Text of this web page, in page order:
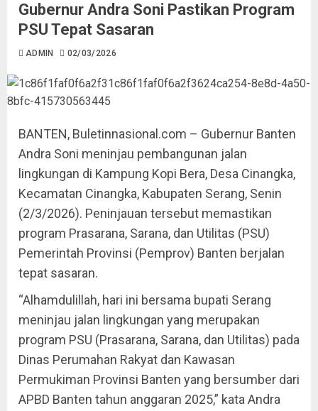
Gubernur Andra Soni Pastikan Program
PSU Tepat Sasaran
ADMIN 02/03/2026
BANTEN, Buletinnasional.com – Gubernur Banten
Andra Soni meninjau pembangunan jalan
lingkungan di Kampung Kopi Bera, Desa Cinangka,
Kecamatan Cinangka, Kabupaten Serang, Senin
(2/3/2026). Peninjauan tersebut memastikan
program Prasarana, Sarana, dan Utilitas (PSU)
Pemerintah Provinsi (Pemprov) Banten berjalan
tepat sasaran.
“Alhamdulillah, hari ini bersama bupati Serang
meninjau jalan lingkungan yang merupakan
program PSU (Prasarana, Sarana, dan Utilitas) pada
Dinas Perumahan Rakyat dan Kawasan
Permukiman Provinsi Banten yang bersumber dari
APBD Banten tahun anggaran 2025,” kata Andra